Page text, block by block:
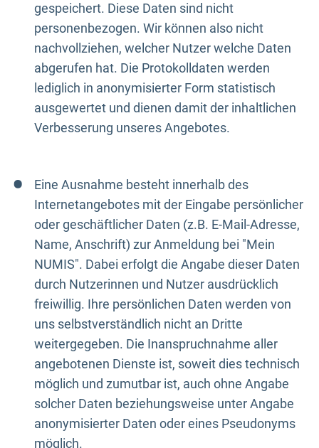
gespeichert. Diese Daten sind nicht
personenbezogen. Wir können also nicht
nachvollziehen, welcher Nutzer welche Daten
abgerufen hat. Die Protokolldaten werden
lediglich in anonymisierter Form statistisch
ausgewertet und dienen damit der inhaltlichen
Verbesserung unseres Angebotes.
Eine Ausnahme besteht innerhalb des
Internetangebotes mit der Eingabe persönlicher
oder geschäftlicher Daten (z.B. E-Mail-Adresse,
Name, Anschrift) zur Anmeldung bei "Mein
NUMIS". Dabei erfolgt die Angabe dieser Daten
durch Nutzerinnen und Nutzer ausdrücklich
freiwillig. Ihre persönlichen Daten werden von
uns selbstverständlich nicht an Dritte
weitergegeben. Die Inanspruchnahme aller
angebotenen Dienste ist, soweit dies technisch
möglich und zumutbar ist, auch ohne Angabe
solcher Daten beziehungsweise unter Angabe
anonymisierter Daten oder eines Pseudonyms
möglich.